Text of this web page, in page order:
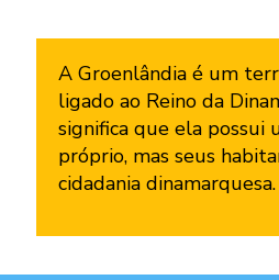
A Groenlândia é um
ligado ao Reino da
significa que ela possui
próprio, mas seus
cidadania dinamarquesa.